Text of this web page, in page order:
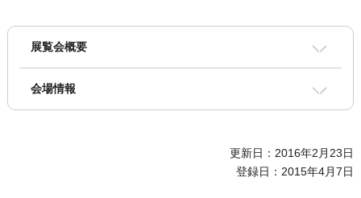
展覧会概要
会場情報
更新日：2016年2月23日
登録日：2015年4月7日